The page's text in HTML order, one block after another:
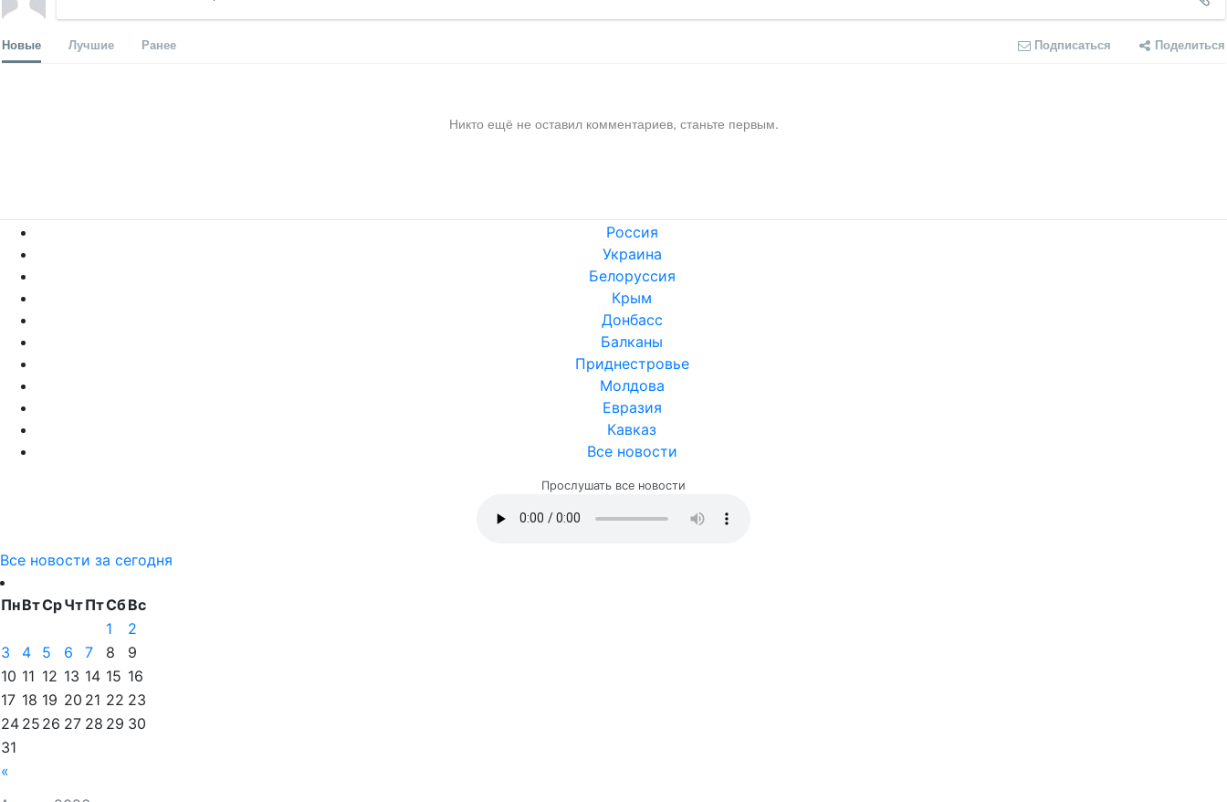
Новые Лучшие Ранее Подписаться Поделиться
Никто ещё не оставил комментариев, станьте первым.
Россия
Украина
Белоруссия
Крым
Донбасс
Балканы
Приднестровье
Молдова
Евразия
Кавказ
Все новости
Прослушать все новости
Все новости за сегодня
ПнВтСрЧтПтСбВс
«
1
2
3
4 5 6 7 8
9
10 11 12 13 14 15 16
17 18 19 20 21 22 23
24 25 26 27 28 29 30
31